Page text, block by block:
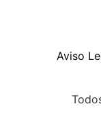
Aviso